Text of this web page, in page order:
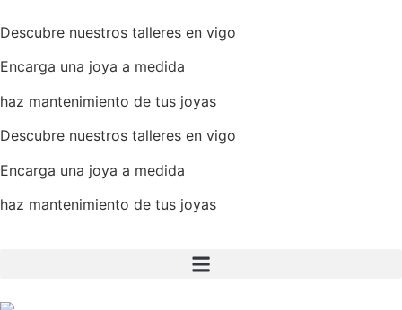
Descubre nuestros talleres en vigo
Encarga una joya a medida
haz mantenimiento de tus joyas
Descubre nuestros talleres en vigo
Encarga una joya a medida
haz mantenimiento de tus joyas